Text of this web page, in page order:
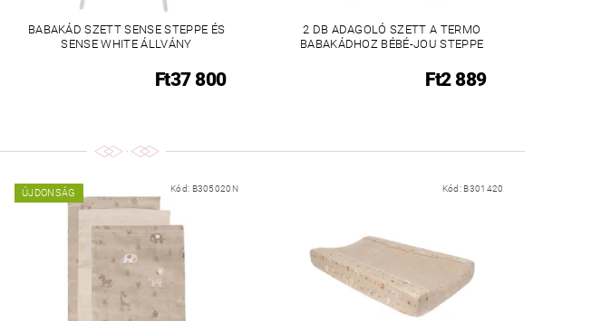
BABAKÁD SZETT SENSE STEPPE ÉS
SENSE WHITE ÁLLVÁNY
Ft37 800
2 DB ADAGOLÓ SZETT A TERMO
BABAKÁDHOZ BÉBÉ-JOU STEPPE
Ft2 889
ÚJDONSÁG Kód: B305020N Kód: B301420